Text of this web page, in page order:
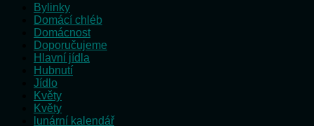
Bylinky
Domácí chléb
Domácnost
Doporučujeme
Hlavní jídla
Hubnutí
Jídlo
Květy
Květy
lunární kalendář